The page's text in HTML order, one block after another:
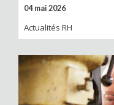
04 mai 2026
Actualités RH